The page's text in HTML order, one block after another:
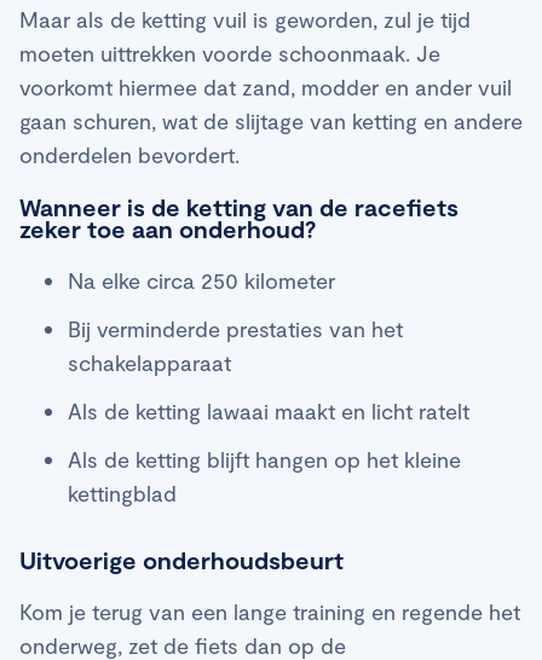
Maar als de ketting vuil is geworden, zul je tijd
moeten uittrekken voorde schoonmaak. Je
voorkomt hiermee dat zand, modder en ander vuil
gaan schuren, wat de slijtage van ketting en andere
onderdelen bevordert.
Wanneer is de ketting van de racefiets
zeker toe aan onderhoud?
Na elke circa 250 kilometer
Bij verminderde prestaties van het
schakelapparaat
Als de ketting lawaai maakt en licht ratelt
Als de ketting blijft hangen op het kleine
kettingblad
Uitvoerige onderhoudsbeurt
Kom je terug van een lange training en regende het
onderweg, zet de fiets dan op de